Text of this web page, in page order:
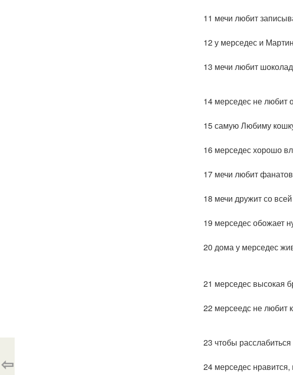
11 мечи любит
12 у мерседес и
13 мечи любит
14 мерседес не любит
15 самую Любиму
16 мерседес хорошо
17 мечи любит
18 мечи дружит со
19 мерседес обожает
20 дома у мерседес
21 мерседес высокая
22 мерсеедс не любит
23 чтобы
24 мерседес нравится,
⇦